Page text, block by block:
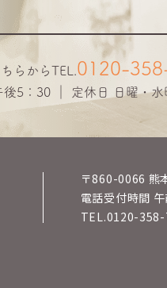
らからTEL. 0120-
5：30 ｜ 定休日 日曜・水
〒860-0066 熊
電話受付時間
TEL.0120-